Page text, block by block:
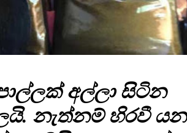
අල්ලා සිටින
නැත්නම් හිරවී යන